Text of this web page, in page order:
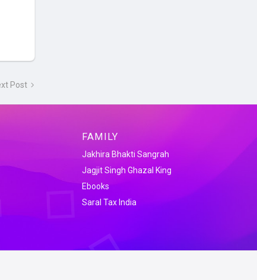
Post
FAMILY
Jakhira Bhakti Sangrah
Jagjit Singh Ghazal King
Ebooks
Saral Tax India